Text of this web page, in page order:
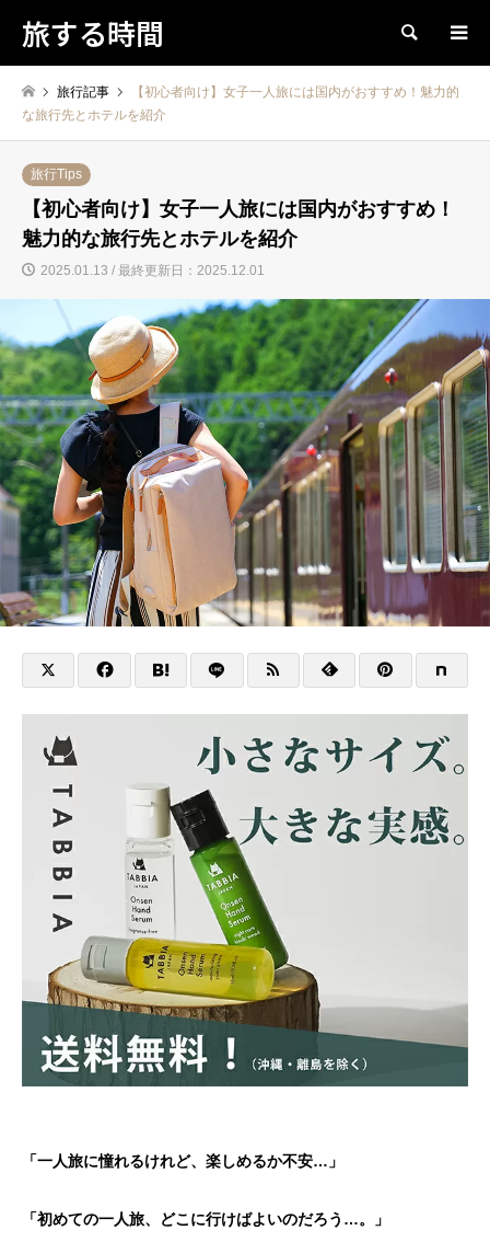
旅する時間 検索
旅行記事
【初心者向け】女子一人旅には国内がおすすめ！魅力的
な旅行先とホテルを紹介
旅行Tips
【初心者向け】女子一人旅には国内がおすすめ！
魅力的な旅行先とホテルを紹介
2025.01.13 / 最終更新日：2025.12.01
「一人旅に憧れるけれど、楽しめるか不安…」
「初めての一人旅、どこに行けばよいのだろう…。」